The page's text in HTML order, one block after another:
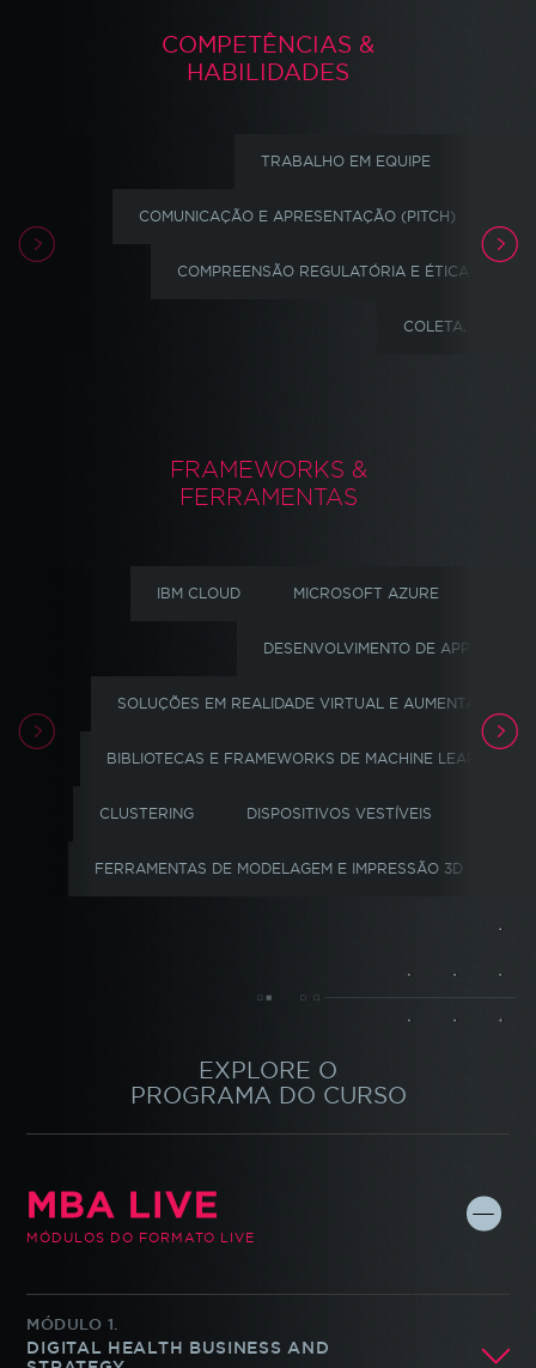
COMPETÊNCIAS &
HABILIDADES
TRABALHO EM EQUIPE
COMUNICAÇÃO E APRESENTAÇÃO (PITCH)
COMPREENSÃO REGULATÓRIA E ÉTICA
COLETA,
FRAMEWORKS &
FERRAMENTAS
IBM CLOUD MICROSOFT AZURE
DESENVOLVIMENTO DE APPS
SOLUÇÕES EM REALIDADE VIRTUAL E AUMENTADA
BIBLIOTECAS E FRAMEWORKS DE MACHINE LEARNING
CLUSTERING DISPOSITIVOS VESTÍVEIS
FERRAMENTAS DE MODELAGEM E IMPRESSÃO 3D
EXPLORE O
PROGRAMA DO CURSO
MBA LIVE
MÓDULOS DO FORMATO LIVE
MÓDULO 1.
DIGITAL HEALTH BUSINESS AND